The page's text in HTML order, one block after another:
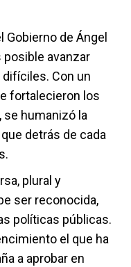
Gobierno de Ángel
avanzar
Con un
fortalecieron los
humanizó la
detrás de cada
plural y
ser reconocida,
políticas públicas.
el que ha
a aprobar en